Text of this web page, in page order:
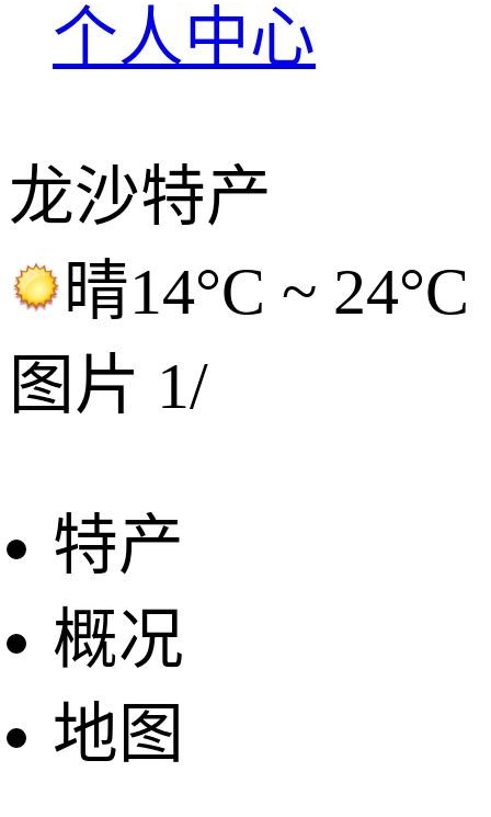
个人中心
龙沙特产
晴14°C ~ 24°C
图片 1/
特产
概况
地图